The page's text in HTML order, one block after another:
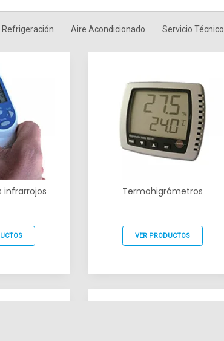
Refrigeración Aire Acondicionado Servicio Técnico
infrarrojos Termohigrómetros
VER PRODUCTOS